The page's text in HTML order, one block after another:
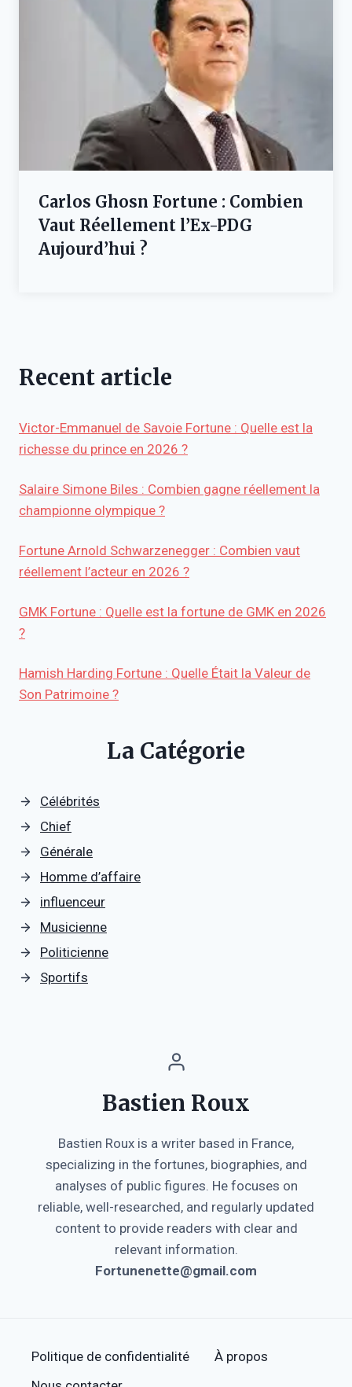
Carlos Ghosn Fortune : Combien
Vaut Réellement l’Ex-PDG
Aujourd’hui ?
Recent article
Victor-Emmanuel de Savoie Fortune : Quelle est la
richesse du prince en 2026 ?
Salaire Simone Biles : Combien gagne réellement la
championne olympique ?
Fortune Arnold Schwarzenegger : Combien vaut
réellement l’acteur en 2026 ?
GMK Fortune : Quelle est la fortune de GMK en 2026
?
Hamish Harding Fortune : Quelle Était la Valeur de
Son Patrimoine ?
La Catégorie
Célébrités
Chief
Générale
Homme d’affaire
influenceur
Musicienne
Politicienne
Sportifs
Bastien Roux
Bastien Roux is a writer based in France,
specializing in the fortunes, biographies, and
analyses of public figures. He focuses on
reliable, well-researched, and regularly updated
content to provide readers with clear and
relevant information.
Fortunenette@gmail.com
Politique de confidentialité
À propos